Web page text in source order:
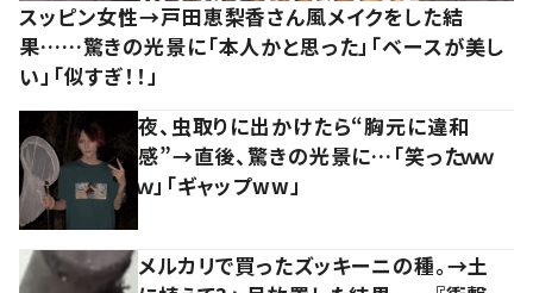
スッピン女性→戸田恵梨香さん風メイクをした結
果……驚きの光景に「本人かと思った」「ベースが美し
い」「似すぎ！！」
夜、虫取りに出かけたら“胸元に違和
感”→直後、驚きの光景に…「笑ったｗｗ
ｗ」「ギャップww」
メルカリで買ったズッキーニの種。→土